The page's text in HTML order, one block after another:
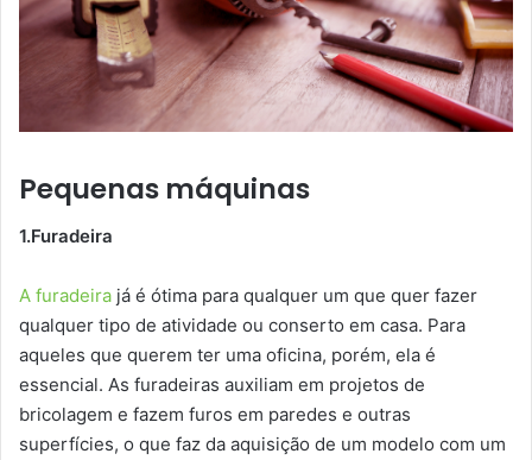
Pequenas máquinas
1.Furadeira
A furadeira já é ótima para qualquer um que quer fazer
qualquer tipo de atividade ou conserto em casa. Para
aqueles que querem ter uma oficina, porém, ela é
essencial. As furadeiras auxiliam em projetos de
bricolagem e fazem furos em paredes e outras
superfícies, o que faz da aquisição de um modelo com um